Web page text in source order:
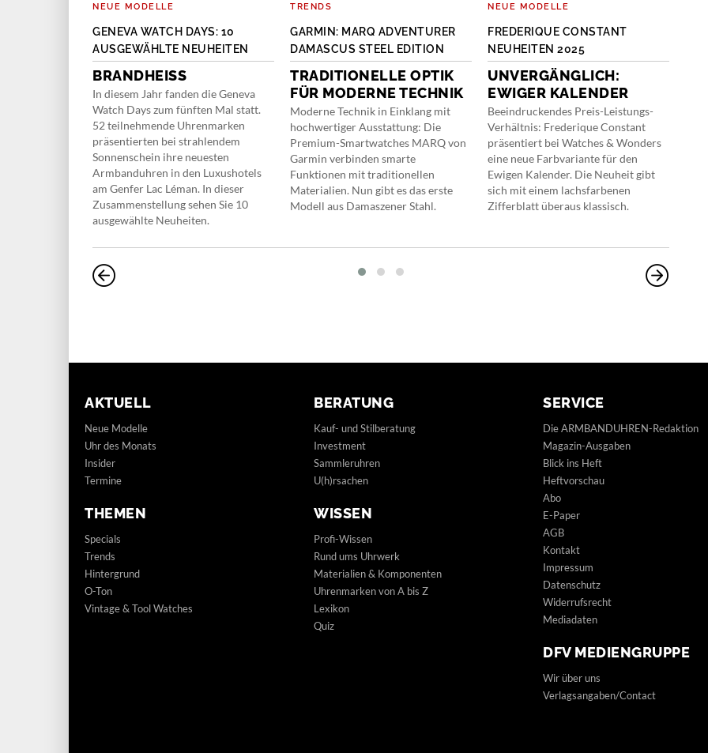
NEUE MODELLE
GENEVA WATCH DAYS: 10
AUSGEWÄHLTE NEUHEITEN
BRANDHEISS
In diesem Jahr fanden die Geneva
Watch Days zum fünften Mal statt.
52 teilnehmende Uhrenmarken
präsentierten bei strahlendem
Sonnenschein ihre neuesten
Armbanduhren in den Luxushotels
am Genfer Lac Léman. In dieser
Zusammenstellung sehen Sie 10
ausgewählte Neuheiten.
TRENDS
GARMIN: MARQ ADVENTURER
DAMASCUS STEEL EDITION
TRADITIONELLE OPTIK
FÜR MODERNE TECHNIK
Moderne Technik in Einklang mit
hochwertiger Ausstattung: Die
Premium-Smartwatches MARQ von
Garmin verbinden smarte
Funktionen mit traditionellen
Materialien. Nun gibt es das erste
Modell aus Damaszener Stahl.
NEUE MODELLE
FREDERIQUE CONSTANT
NEUHEITEN 2025
UNVERGÄNGLICH:
EWIGER KALENDER
Beeindruckendes Preis-Leistungs-
Verhältnis: Frederique Constant
präsentiert bei Watches & Wonders
eine neue Farbvariante für den
Ewigen Kalender. Die Neuheit gibt
sich mit einem lachsfarbenen
Zifferblatt überaus klassisch.
AKTUELL
Neue Modelle
Uhr des Monats
Insider
Termine
THEMEN
Specials
Trends
Hintergrund
O-Ton
Vintage & Tool Watches
BERATUNG
Kauf- und Stilberatung
Investment
Sammleruhren
U(h)rsachen
WISSEN
Profi-Wissen
Rund ums Uhrwerk
Materialien & Komponenten
Uhrenmarken von A bis Z
Lexikon
Quiz
SERVICE
Die ARMBANDUHREN-Redaktion
Magazin-Ausgaben
Blick ins Heft
Heftvorschau
Abo
E-Paper
AGB
Kontakt
Impressum
Datenschutz
Widerrufsrecht
Mediadaten
DFV MEDIENGRUPPE
Wir über uns
Verlagsangaben/Contact